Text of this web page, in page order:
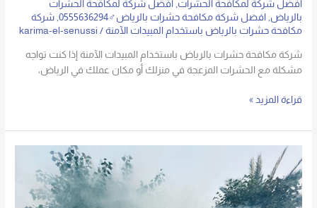
افضل شركة لمكافحة الحشرات, افضل شركة لمكافحة الحشرات
بالرياض, افضل شركة مكافحة حشرات بالرياض♂0555636294 ,شركة
مكافحة حشرات بالرياض باستخدام المبيدات الآمنة /
karima-el-senussi
شركة مكافحة حشرات بالرياض باستخدام المبيدات الآمنة إذا كنت تواجه
مشكلة مع الحشرات المزعجة في منزلك أو مكان عملك في الرياض،
قراءة المزيد »
افضل
شركة
لمكافحة
الحشرات